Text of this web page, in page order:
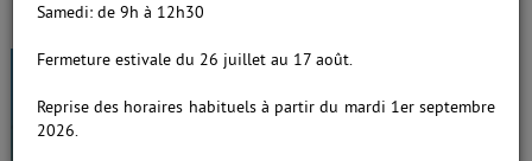
Vive la marée ! /Prudhomme,
David (1969-....). Auteur|
Rabaté, Pascal (1961-....).
Samedi: de 9h à 12h30
Fermeture estivale du 26 juillet au 17 août.
Reprise des horaires habituels à partir du mardi 1er septembre
2026.